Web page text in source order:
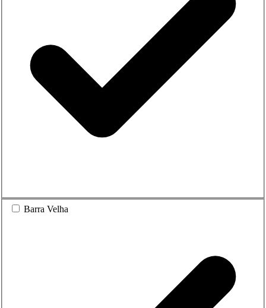
Barra Velha